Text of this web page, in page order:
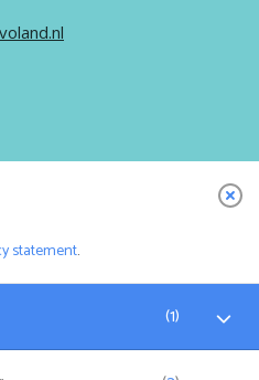
statement.
(1)